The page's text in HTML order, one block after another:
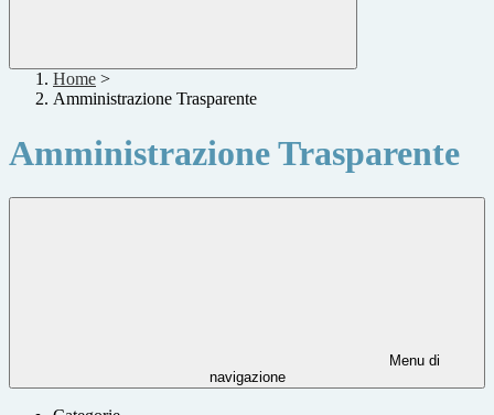
Home >
Amministrazione Trasparente
Amministrazione Trasparente
Menu di
navigazione